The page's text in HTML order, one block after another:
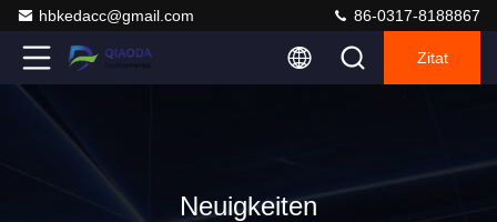
hbkedacc@gmail.com 86-0317-8188867
Zitat
Neuigkeiten